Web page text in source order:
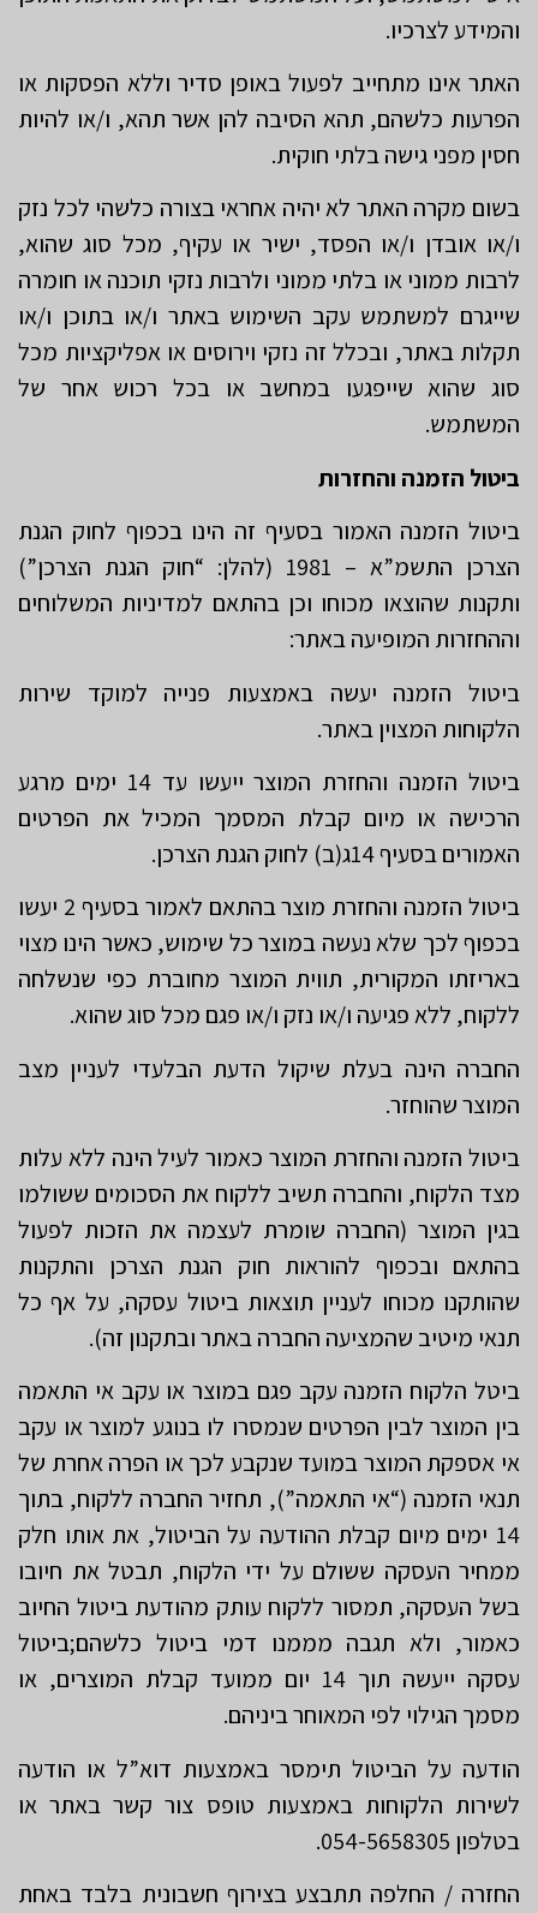
והמידע לצרכיו.
האתר אינו מתחייב לפעול באופן סדיר וללא הפסקות או
הפרעות כלשהם, תהא הסיבה להן אשר תהא, ו/או להיות
חסין מפני גישה בלתי חוקית.
בשום מקרה האתר לא יהיה אחראי בצורה כלשהי לכל נזק
ו/או אובדן ו/או הפסד, ישיר או עקיף, מכל סוג שהוא,
לרבות ממוני או בלתי ממוני ולרבות נזקי תוכנה או חומרה
שייגרם למשתמש עקב השימוש באתר ו/או בתוכן ו/או
תקלות באתר, ובכלל זה נזקי וירוסים או אפליקציות מכל
סוג שהוא שייפגעו במחשב או בכל רכוש אחר של
המשתמש.
ביטול הזמנה והחזרות
ביטול הזמנה האמור בסעיף זה הינו בכפוף לחוק הגנת
הצרכן התשמ”א – 1981 (להלן: “חוק הגנת הצרכן”)
ותקנות שהוצאו מכוחו וכן בהתאם למדיניות המשלוחים
וההחזרות המופיעה באתר:
ביטול הזמנה יעשה באמצעות פנייה למוקד שירות
הלקוחות המצוין באתר.
ביטול הזמנה והחזרת המוצר ייעשו עד 14 ימים מרגע
הרכישה או מיום קבלת המסמך המכיל את הפרטים
האמורים בסעיף 14ג(ב) לחוק הגנת הצרכן.
ביטול הזמנה והחזרת מוצר בהתאם לאמור בסעיף ‎2 יעשו
בכפוף לכך שלא נעשה במוצר כל שימוש, כאשר הינו מצוי
באריזתו המקורית, תווית המוצר מחוברת כפי שנשלחה
ללקוח, ללא פגיעה ו/או נזק ו/או פגם מכל סוג שהוא.
החברה הינה בעלת שיקול הדעת הבלעדי לעניין מצב
המוצר שהוחזר.
ביטול הזמנה והחזרת המוצר כאמור לעיל הינה ללא עלות
מצד הלקוח, והחברה תשיב ללקוח את הסכומים ששולמו
בגין המוצר (החברה שומרת לעצמה את הזכות לפעול
בהתאם ובכפוף להוראות חוק הגנת הצרכן והתקנות
שהותקנו מכוחו לעניין תוצאות ביטול עסקה, על אף כל
תנאי מיטיב שהמציעה החברה באתר ובתקנון זה).
ביטל הלקוח הזמנה עקב פגם במוצר או עקב אי התאמה
בין המוצר לבין הפרטים שנמסרו לו בנוגע למוצר או עקב
אי אספקת המוצר במועד שנקבע לכך או הפרה אחרת של
תנאי הזמנה (“אי התאמה”), תחזיר החברה ללקוח, בתוך
14 ימים מיום קבלת ההודעה על הביטול, את אותו חלק
ממחיר העסקה ששולם על ידי הלקוח, תבטל את חיובו
בשל העסקה, תמסור ללקוח עותק מהודעת ביטול החיוב
כאמור, ולא תגבה מממנו דמי ביטול כלשהם;ביטול
עסקה ייעשה תוך 14 יום ממועד קבלת המוצרים, או
מסמך הגילוי לפי המאוחר ביניהם.
הודעה על הביטול תימסר באמצעות דוא”ל או הודעה
לשירות הלקוחות באמצעות טופס צור קשר באתר או
בטלפון 054-5658305.
החזרה / החלפה תתבצע בצירוף חשבונית בלבד באחת